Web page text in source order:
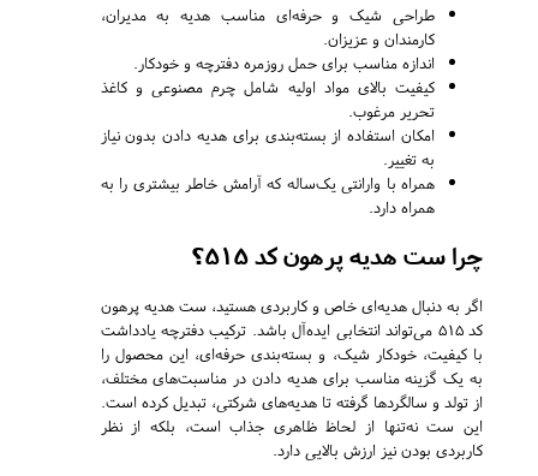
طراحی شیک و حرفه‌ای مناسب هدیه به مدیران،
کارمندان و عزیزان.
اندازه مناسب برای حمل روزمره دفترچه و خودکار.
کیفیت بالای مواد اولیه شامل چرم مصنوعی و کاغذ
تحریر مرغوب.
امکان استفاده از بسته‌بندی برای هدیه دادن بدون نیاز
به تغییر.
همراه با وارانتی یک‌ساله که آرامش خاطر بیشتری را به
همراه دارد.
چرا ست هدیه پرهون کد 515؟
اگر به دنبال هدیه‌ای خاص و کاربردی هستید، ست هدیه پرهون
کد 515 می‌تواند انتخابی ایده‌آل باشد. ترکیب دفترچه یادداشت
با کیفیت، خودکار شیک، و بسته‌بندی حرفه‌ای، این محصول را
به یک گزینه مناسب برای هدیه دادن در مناسبت‌های مختلف،
از تولد و سالگردها گرفته تا هدیه‌های شرکتی، تبدیل کرده است.
این ست نه‌تنها از لحاظ ظاهری جذاب است، بلکه از نظر
کاربردی بودن نیز ارزش بالایی دارد.